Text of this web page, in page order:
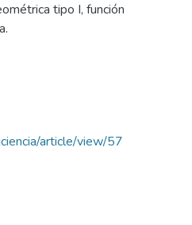
tipo I, función
article/view/57